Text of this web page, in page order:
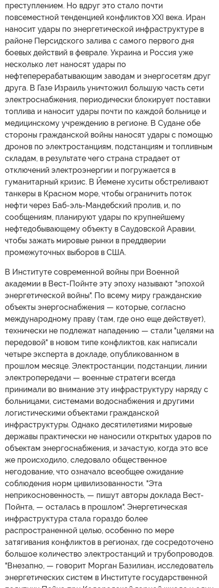
преступлением. Но вдруг это стало почти
повсеместной тенденцией конфликтов XXI века. Иран
наносит удары по энергетической инфраструктуре в
районе Персидского залива с самого первого дня
боевых действий в феврале. Украина и Россия уже
несколько лет наносят удары по
нефтеперерабатывающим заводам и энергосетям друг
друга. В Газе Израиль уничтожил большую часть сети
электроснабжения, периодически блокирует поставки
топлива и наносит удары почти по каждой больнице и
медицинскому учреждению в регионе. В Судане обе
стороны гражданской войны наносят удары с помощью
дронов по электростанциям, подстанциям и топливным
складам, в результате чего страна страдает от
отключений электроэнергии и погружается в
гуманитарный кризис. В Йемене хуситы обстреливают
танкеры в Красном море, чтобы ограничить поток
нефти через Баб-эль-Мандебский пролив, и, по
сообщениям, планируют удары по крупнейшему
нефтедобывающему объекту в Саудовской Аравии,
чтобы зажать мировые рынки в преддверии
промежуточных выборов в США.
В Институте современной войны при Военной
академии в Вест-Пойнте эту эпоху называют "эпохой
энергетической войны". По всему миру гражданские
объекты энергоснабжения — которые, согласно
международному праву (там, где оно еще действует),
технически не подлежат нападению — стали "целями на
передовой" в новом типе конфликтов, как написали
четыре эксперта в докладе, опубликованном в
прошлом месяце. Электростанции, подстанции, линии
электропередачи — военные стратеги всегда
принимали во внимание эту инфраструктуру наряду с
больницами, системами водоснабжения и другими
логистическими объектами гражданской
инфраструктуры. Однако десятилетиями мировые
державы практически не наносили открытых ударов по
объектам энергоснабжения, и зачастую, когда это все
же происходило, следовало общественное
негодование, что означало всеобщее ожидание
соблюдения норм цивилизованности. "Эта
неприкосновенность, — пишут авторы доклада Вест-
Пойнта, — осталась в прошлом". Энергетическая
инфраструктура стала гораздо более
распространенной целью, особенно по мере
затягивания конфликтов в регионах, где сосредоточено
большое количество электростанций и трубопроводов.
"Внезапно, — говорит Морган Базилиан, исследователь
энергетических систем в Институте государственной